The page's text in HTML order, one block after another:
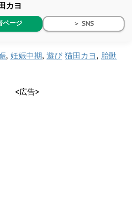
カヨ
ページ ＞ SNS
, 妊娠中期, 遊び 猫田カヨ , 胎動
<広告>